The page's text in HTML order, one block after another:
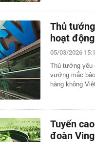
Thủ
hoạt
05/03/2026
Thủ tướng yêu
vướng mắc
hàng không
Tuyến
đoàn